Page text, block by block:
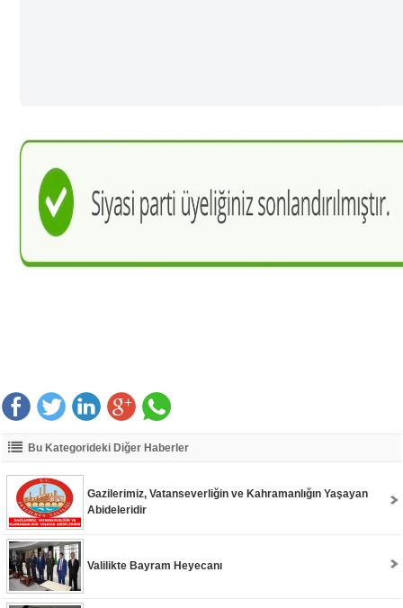
Bu Kategorideki Diğer Haberler
Gazilerimiz, Vatanseverliğin ve Kahramanlığın Yaşayan
Abideleridir
Valilikte Bayram Heyecanı